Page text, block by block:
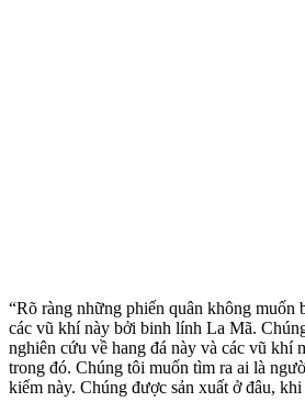
“Rõ ràng những phiến quân không muốn
các vũ khí này bởi binh lính La Mã.
nghiên cứu về hang đá này và các vũ khí
trong đó. Chúng tôi muốn tìm ra ai là
kiếm này. Chúng được sản xuất ở đâu, khi